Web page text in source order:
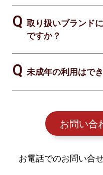
取り扱いブランド
ですか？
未成年の利用はで
お問い合
お電話でのお問い合